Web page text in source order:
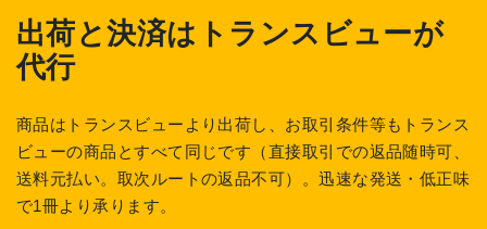
出荷と決済はトランスビューが
代行
商品はトランスビューより出荷し、お取引条件等もトランス
ビューの商品とすべて同じです（直接取引での返品随時可、
送料元払い。取次ルートの返品不可）。迅速な発送・低正味
で1冊より承ります。